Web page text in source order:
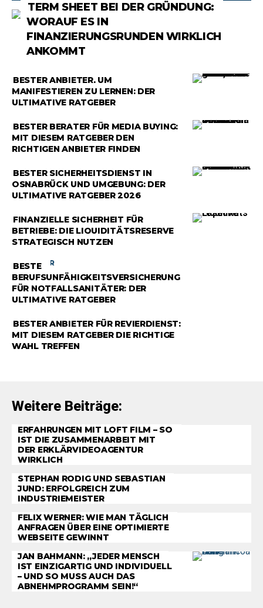
TERM SHEET BEI DER GRÜNDUNG:
WORAUF ES IN
FINANZIERUNGSRUNDEN WIRKLICH
ANKOMMT
RATGEBER
BESTER ANBIETER, UM
MANIFESTIEREN ZU LERNEN: DER
ULTIMATIVE RATGEBER
RATGEBER
BESTER BERATER FÜR MEDIA BUYING:
MIT DIESEM RATGEBER DEN
RICHTIGEN ANBIETER FINDEN
RATGEBER
BESTER SICHERHEITSDIENST IN
OSNABRÜCK UND UMGEBUNG: DER
ULTIMATIVE RATGEBER 2026
RATGEBER
FINANZIELLE SICHERHEIT FÜR
BETRIEBE: DIE LIQUIDITÄTSRESERVE
STRATEGISCH NUTZEN
RATGEBER
BESTE
BERUFSUNFÄHIGKEITSVERSICHERUNG
FÜR NOTFALLSANITÄTER: DER
ULTIMATIVE RATGEBER
RATGEBER
BESTER ANBIETER FÜR REVIERDIENST:
MIT DIESEM RATGEBER DIE RICHTIGE
WAHL TREFFEN
Weitere Beiträge:
ERFAHRUNGEN MIT LOFT FILM – SO
IST DIE ZUSAMMENARBEIT MIT
DER ERKLÄRVIDEOAGENTUR
WIRKLICH
STEPHAN RODIG UND SEBASTIAN
JUND: ERFOLGREICH ZUM
INDUSTRIEMEISTER
FELIX WERNER: WIE MAN TÄGLICH
ANFRAGEN ÜBER EINE OPTIMIERTE
WEBSEITE GEWINNT
JAN BAHMANN: „JEDER MENSCH
IST EINZIGARTIG UND INDIVIDUELL
– UND SO MUSS AUCH DAS
ABNEHMPROGRAMM SEIN!“